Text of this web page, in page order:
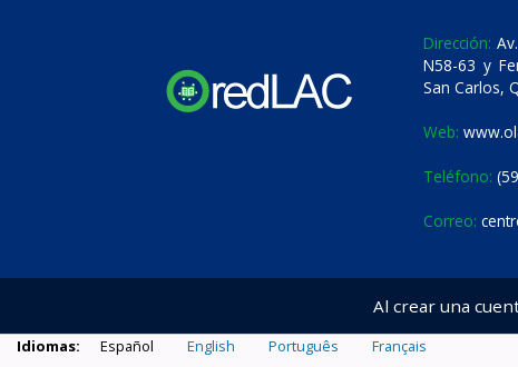
Dirección:
N58-63 y
San Carlos,
Web:
Teléfono:
Correo:
Al crear una
Idiomas: Español English Português Français